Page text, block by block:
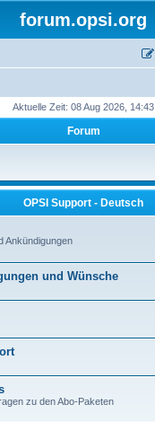
forum.opsi.org
Aktuelle Zeit: 08 Aug 2026, 14:43
Forum
OPSI Support - Deutsch
Ankündigungen
und Wünsche
zu den Abo-Paketen